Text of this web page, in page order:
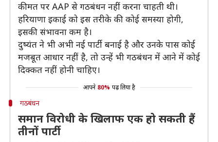
कीमत पर AAP से गठबंधन नहीं करना चाहती थी।
हरियाणा इकाई को इस तरीके की कोई समस्या होगी,
इसकी संभावना कम है।
दुष्यंत ने भी अभी नई पार्टी बनाई है और उनके पास कोई
मजबूत आधार नहीं है, तो उन्हें भी गठबंधन में आने में कोई
दिक्कत नहीं होनी चाहिए।
आपने 80% पढ़ लिया है
गठबंधन
समान विरोधी के खिलाफ एक हो सकती हैं
तीनों पार्टी